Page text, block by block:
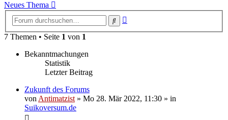
Neues Thema
Suche
7 Themen • Seite 1 von 1
Bekanntmachungen
Statistik
Letzter Beitrag
Zukunft des Forums
von Antimatzist » Mo 28. Mär 2022, 11:30 » in
Suikoversum.de